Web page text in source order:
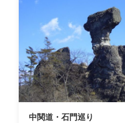
中関道・石門巡り